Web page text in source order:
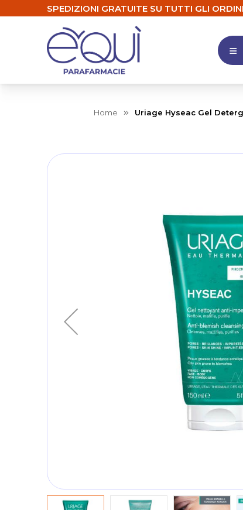
SPEDIZIONI GRATUITE SU TUTTI GLI ORDINI
Home Uriage Hyseac Gel
Skip
to